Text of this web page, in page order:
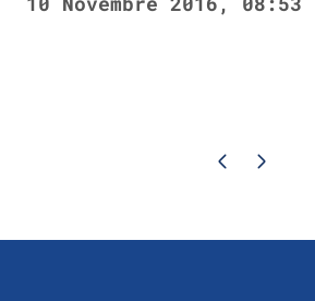
Pagina precedente
Pagina successiva